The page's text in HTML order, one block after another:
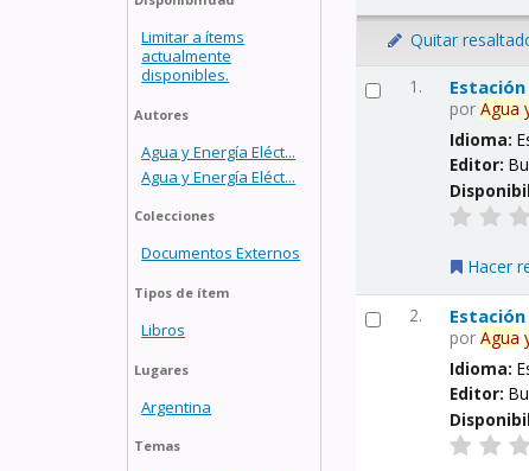
Limitar a ítems
actualmente
disponibles.
Autores
Agua y Energía Eléct...
Agua y Energía Eléct...
Colecciones
Documentos Externos
Tipos de ítem
Libros
Lugares
Argentina
Temas
Quitar
1.
porAgua
Idioma:
Editor:
Hacer
2.
porAgua
Idioma:
Editor: